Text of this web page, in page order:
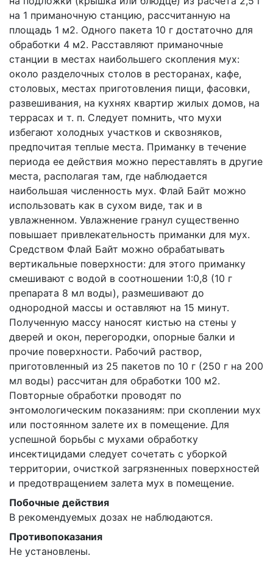
на 1 приманочную станцию, рассчитанную на
площадь 1 м2. Одного пакета 10 г достаточно для
обработки 4 м2. Расставляют приманочные
станции в местах наибольшего скопления мух:
около разделочных столов в ресторанах, кафе,
столовых, местах приготовления пищи, фасовки,
развешивания, на кухнях квартир жилых домов, на
террасах и т. п. Следует помнить, что мухи
избегают холодных участков и сквозняков,
предпочитая теплые места. Приманку в течение
периода ее действия можно переставлять в другие
места, располагая там, где наблюдается
наибольшая численность мух. Флай Байт можно
использовать как в сухом виде, так и в
увлажненном. Увлажнение гранул существенно
повышает привлекательность приманки для мух.
Средством Флай Байт можно обрабатывать
вертикальные поверхности: для этого приманку
смешивают с водой в соотношении 1:0,8 (10 г
препарата 8 мл воды), размешивают до
однородной массы и оставляют на 15 минут.
Полученную массу наносят кистью на стены у
дверей и окон, перегородки, опорные балки и
прочие поверхности. Рабочий раствор,
приготовленный из 25 пакетов по 10 г (250 г на 200
мл воды) рассчитан для обработки 100 м2.
Повторные обработки проводят по
энтомологическим показаниям: при скоплении мух
или постоянном залете их в помещение. Для
успешной борьбы с мухами обработку
инсектицидами следует сочетать с уборкой
территории, очисткой загрязненных поверхностей
и предотвращением залета мух в помещение.
Побочные действия
В рекомендуемых дозах не наблюдаются.
Противопоказания
Не установлены.